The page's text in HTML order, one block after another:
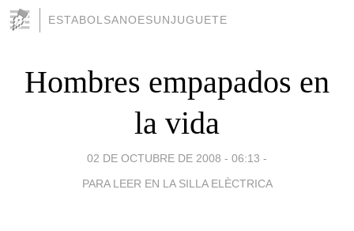
ESTABOLSANOESUNJUGUETE
Hombres empapados en
la vida
02 DE OCTUBRE DE 2008 - 06:13 -
PARA LEER EN LA SILLA ELÈCTRICA